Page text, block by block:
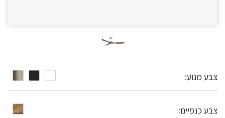
צבע מנוע:
צבע כנפיים: